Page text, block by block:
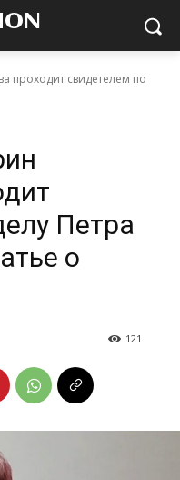
проходит свидетелем по
Петра
о
121